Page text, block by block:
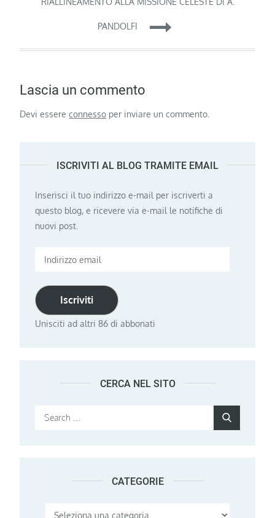
PANDOLFI
Lascia un commento
Devi essereconnesso per inviare un commento.
ISCRIVITI AL BLOG TRAMITE EMAIL
Inserisci il tuo indirizzo e-mail per iscriverti a
questo blog, e ricevere via e-mail le notifiche di
nuovi post.
Indirizzo
Iscriviti
Unisciti ad altri 86 di abbonati
CERCA NEL SITO
Search
CATEGORIE
Categorie